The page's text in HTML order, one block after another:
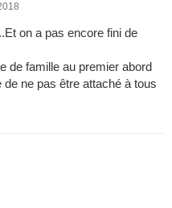
on a pas encore fini de
de famille au premier abord
ne pas être attaché à tous